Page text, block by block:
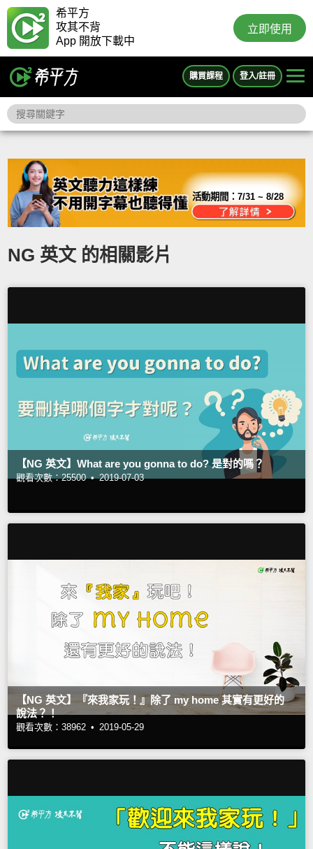
希平方
攻其不背
App 開放下載中
立即使用
購買課程 登入/註冊
活動期間：7/31 ~ 8/28
NG 英文 的相關影片
【NG 英文】What are you gonna to do? 是對的嗎？
觀看次數：25500 • 2019-07-03
【NG 英文】『來我家玩！』除了 my home 其實有更好的
說法？！
觀看次數：38962 • 2019-05-29